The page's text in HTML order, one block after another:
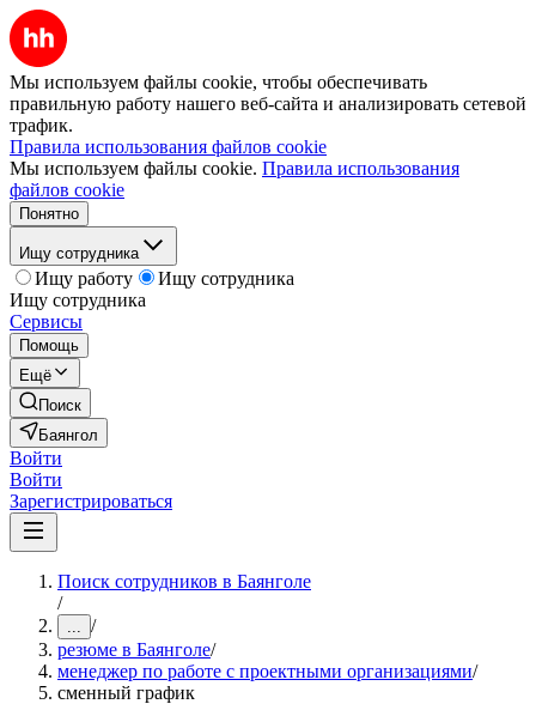
Мы используем файлы cookie, чтобы обеспечивать
правильную работу нашего веб-сайта и анализировать сетевой
трафик.
Правила использования файлов cookie
Мы используем файлы cookie. Правила использования
файлов cookie
Понятно
Ищу сотрудника
Ищу работу
Ищу сотрудника
Ищу сотрудника
Сервисы
Помощь
Ещё
Поиск
Баянгол
Войти
Войти
Зарегистрироваться
Поиск сотрудников в Баянголе
/
... /
резюме в Баянголе/
менеджер по работе с проектными организациями/
сменный график